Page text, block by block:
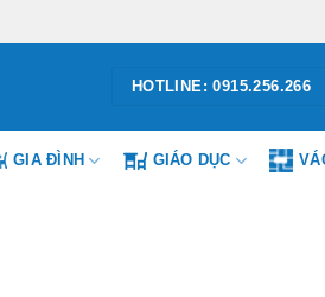
HOTLINE: 0915.256.266
GIA ĐÌNH GIÁO DỤC